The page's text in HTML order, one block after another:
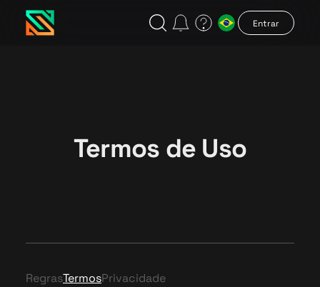
Entrar
Termos de Uso
RegrasTermosPrivacidade